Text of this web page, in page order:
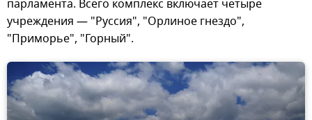
парламента. Всего комплекс включает четыре
учреждения — "Руссия", "Орлиное гнездо",
"Приморье", "Горный".